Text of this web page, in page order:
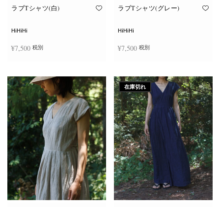
オ
ジ
か
ら
選
択
で
き
ま
す
オ
ジ
か
ら
選
択
で
き
ま
す
ラブTシャツ(白)
HiHiHi
¥7,500 税別
の
商
品
に
は
複
数
の
バ
リ
エ
ー
シ
ョ
ン
が
あ
り
ま
ラブTシャツ(グレー)
HiHiHi
¥7,500 税別
の
商
品
に
複
数
の
ョ
ン
が
あ
り
ま
在庫切れ